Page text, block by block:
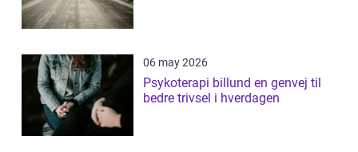
06 may 2026
Psykoterapi billund en genvej til
bedre trivsel i hverdagen